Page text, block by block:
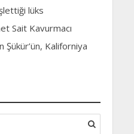
lüks
Sait Kavurmacı
Şükür’ün, Kaliforniya